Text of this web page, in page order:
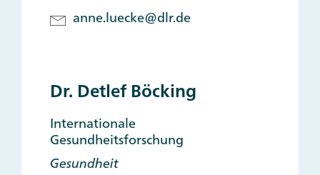
anne.luecke@dlr.de
Dr. Detlef Böcking
Internationale
Gesundheitsforschung
Gesundheit